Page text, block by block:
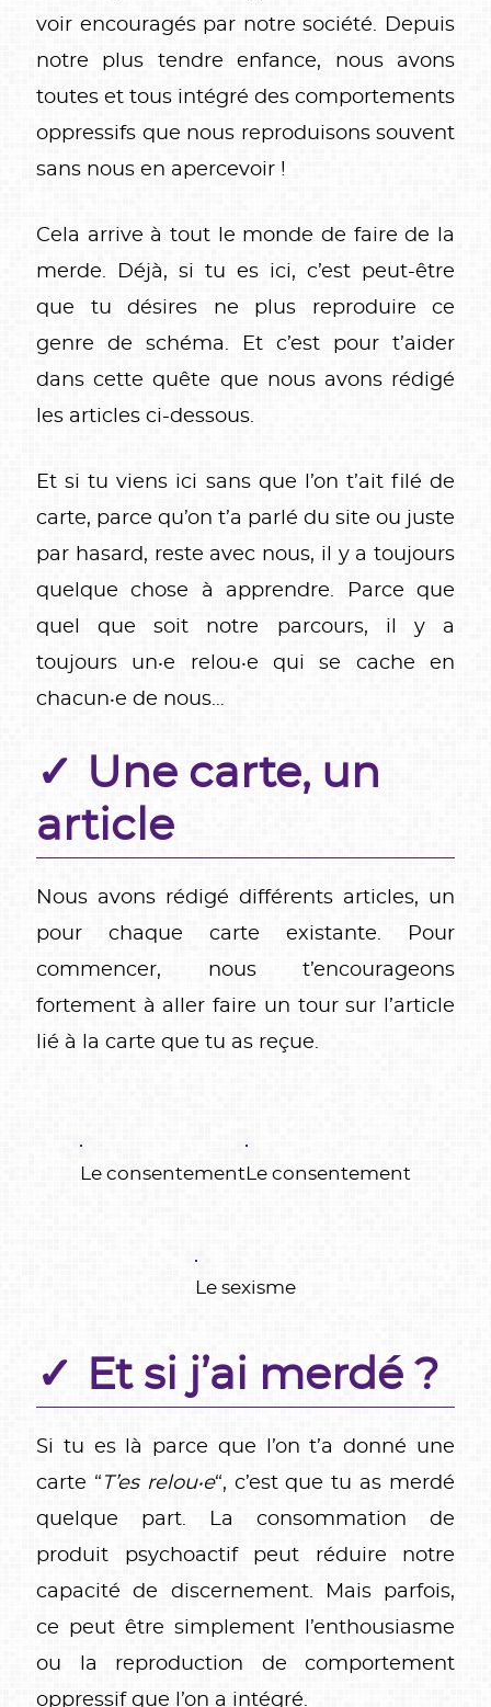
voir encouragés par notre société. Depuis
notre plus tendre enfance, nous avons
toutes et tous intégré des comportements
oppressifs que nous reproduisons souvent
sans nous en apercevoir !
Cela arrive à tout le monde de faire de la
merde. Déjà, si tu es ici, c’est peut-être
que tu désires ne plus reproduire ce
genre de schéma. Et c’est pour t’aider
dans cette quête que nous avons rédigé
les articles ci-dessous.
Et si tu viens ici sans que l’on t’ait filé de
carte, parce qu’on t’a parlé du site ou juste
par hasard, reste avec nous, il y a toujours
quelque chose à apprendre. Parce que
quel que soit notre parcours, il y a
toujours un‧e relou‧e qui se cache en
chacun‧e de nous…
Une carte, un
article
Nous avons rédigé différents articles, un
pour chaque carte existante. Pour
commencer, nous t’encourageons
fortement à aller faire un tour sur l’article
lié à la carte que tu as reçue.
Le consentement Le consentement
Le sexisme
Et si j’ai merdé ?
Si tu es là parce que l’on t’a donné une
carte “ T’es relou‧e“, c’est que tu as merdé
quelque part. La consommation de
produit psychoactif peut réduire notre
capacité de discernement. Mais parfois,
ce peut être simplement l’enthousiasme
ou la reproduction de comportement
oppressif que l’on a intégré.